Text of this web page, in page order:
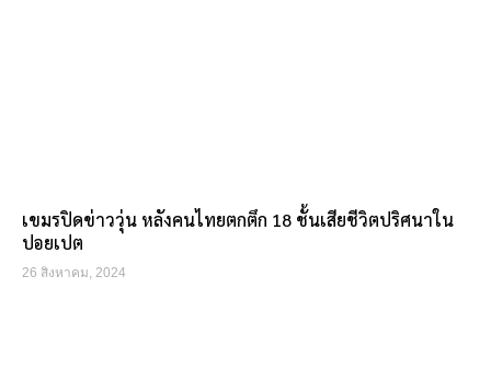
เขมรปิดข่าววุ่น หลังคนไทยตกตึก 18 ชั้นเสียชีวิตปริศนาใน
ปอยเปต
26 สิงหาคม, 2024